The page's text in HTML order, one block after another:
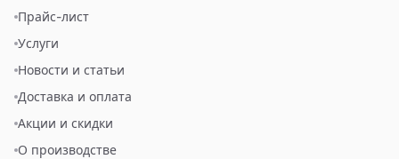
Прайс-лист
Услуги
Новости и статьи
Доставка и оплата
Акции и скидки
О производстве